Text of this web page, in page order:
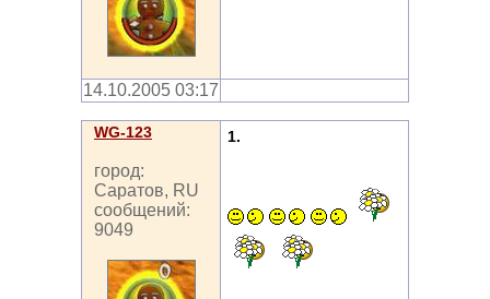
14.10.2005 03:17
WG-123
город:
Саратов, RU
сообщений:
9049
1.